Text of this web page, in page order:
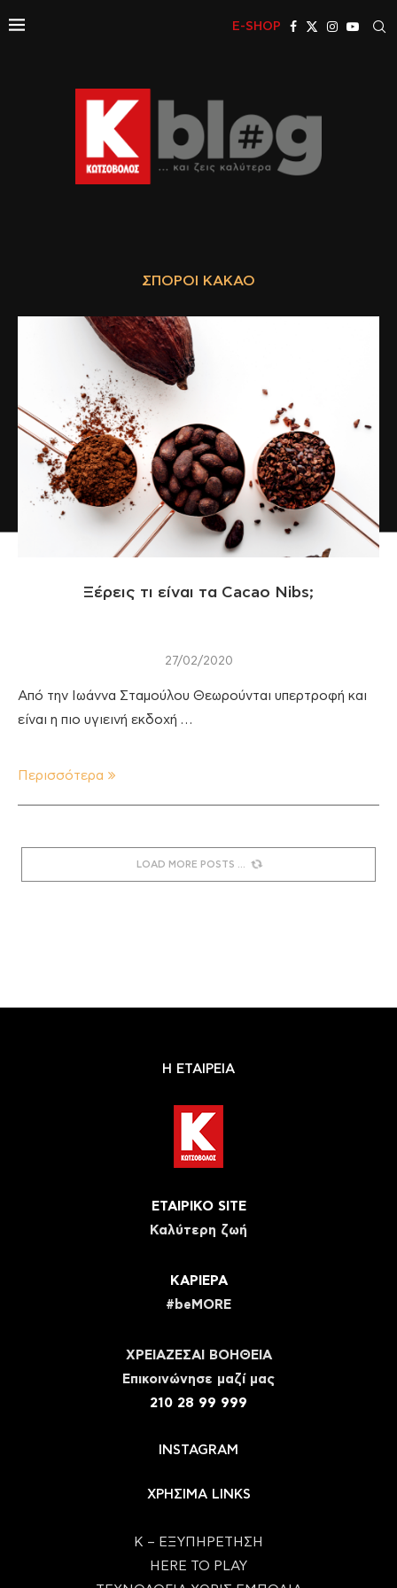
E-SHOP
ΣΠΌΡΟΙ ΚΑΚΆΟ
Ξέρεις τι είναι τα Cacao Nibs;
27/02/2020
Από την Ιωάννα Σταμούλου Θεωρούνται υπερτροφή και
είναι η πιο υγιεινή εκδοχή …
Περισσότερα
LOAD MORE POSTS
Η ΕΤΑΙΡΕΙΑ
ΕΤΑΙΡΙΚΟ SITE
Καλύτερη ζωή
ΚΑΡΙΕΡΑ
#beMORE
ΧΡΕΙΑΖΕΣΑΙ ΒΟΗΘΕΙΑ
Eπικοινώνησε μαζί μας
210 28 99 999
INSTAGRAM
ΧΡΗΣΙΜΑ LINKS
Κ – ΕΞΥΠΗΡΕΤΗΣΗ
HERE TO PLAY